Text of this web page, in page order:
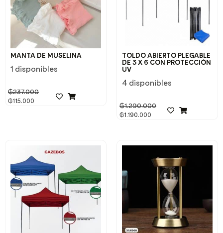
MANTA DE MUSELINA
1 disponibles
₲237.000
₲115.000
TOLDO ABIERTO PLEGABLE
DE 3 X 6 CON PROTECCIÓN
UV
4 disponibles
₲1.290.000
₲1.190.000